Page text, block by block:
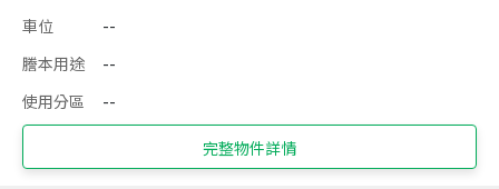
車位
--
謄本用途
--
使用分區
--
完整物件詳情